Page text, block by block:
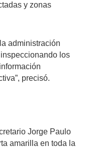
y zonas
administración
los
precisó.
Jorge Paulo
amarilla en toda la